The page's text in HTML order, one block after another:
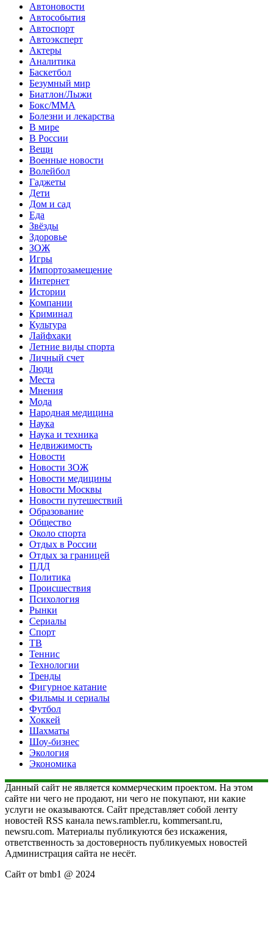
Автоновости
Автособытия
Автоспорт
Автоэксперт
Актеры
Аналитика
Баскетбол
Безумный мир
Биатлон/Лыжи
Бокс/MMA
Болезни и лекарства
В мире
В России
Вещи
Военные новости
Волейбол
Гаджеты
Дети
Дом и сад
Еда
Звёзды
Здоровье
ЗОЖ
Игры
Импортозамещение
Интернет
Истории
Компании
Криминал
Культура
Лайфхаки
Летние виды спорта
Личный счет
Люди
Места
Мнения
Мода
Народная медицина
Наука
Наука и техника
Недвижимость
Новости
Новости ЗОЖ
Новости медицины
Новости Москвы
Новости путешествий
Образование
Общество
Около спорта
Отдых в России
Отдых за границей
ПДД
Политика
Происшествия
Психология
Рынки
Сериалы
Спорт
ТВ
Теннис
Технологии
Тренды
Фигурное катание
Фильмы и сериалы
Футбол
Хоккей
Шахматы
Шоу-бизнес
Экология
Экономика
Данный сайт не является коммерческим проектом. На этом
сайте ни чего не продают, ни чего не покупают, ни какие
услуги не оказываются. Сайт представляет собой ленту
новостей RSS канала news.rambler.ru, kommersant.ru,
newsru.com. Материалы публикуются без искажения,
ответственность за достоверность публикуемых новостей
Администрация сайта не несёт.
Сайт от bmb1 @ 2024